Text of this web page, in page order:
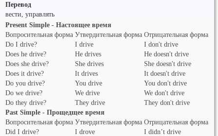
Перевод
вести, управлять
Present Simple - Настоящее время
Вопросительная форма Утвердительная форма Отрицательная форма
Do I drive?
I drive
I don't drive
Does he drive?
He drives
He doesn't drive
Does she drive?
She drives
She doesn't drive
Does it drive?
It drives
It doesn't drive
Do you drive?
You drive
You don't drive
Do we drive?
We drive
We don't drive
Do they drive?
They drive
They don't drive
Past Simple - Прощедщее время
Вопросительная форма Утвердительная форма Отрицательная форма
Did I drive?
I drove
I didn’t drive